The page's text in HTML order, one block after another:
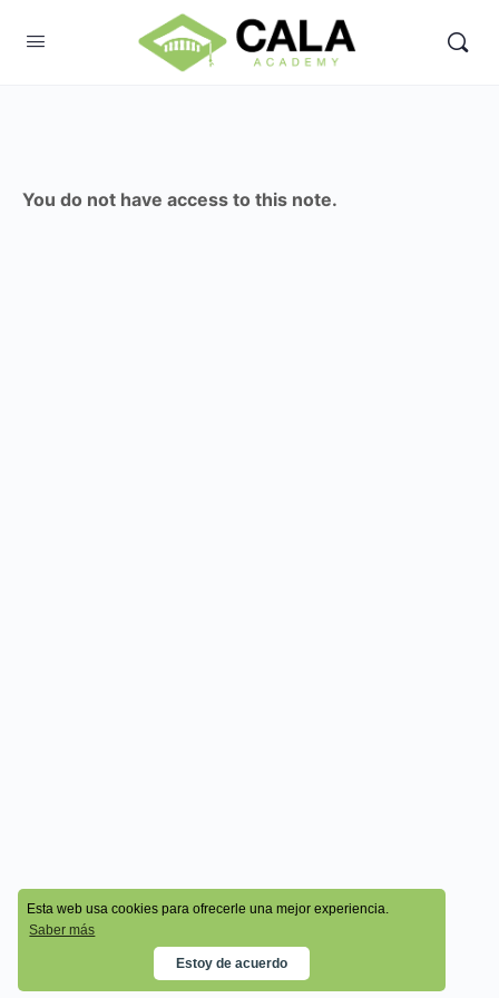
Esta web usa cookies para ofrecerle una mejor experiencia.
Saber más
Estoy de acuerdo
You do not have access to this note.
© 2026 - Cala Academy